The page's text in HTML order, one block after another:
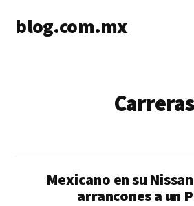
menu
blog.com.mx
Carreras
Mexicano en su
arrancones a un